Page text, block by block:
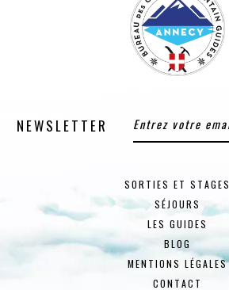
NEWSLETTER
SORTIES ET STAGES
SÉJOURS
LES GUIDES
BLOG
MENTIONS LÉGALES
CONTACT